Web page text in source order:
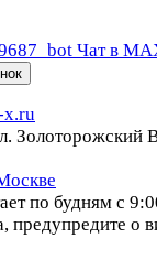
Чат в
x.ru
Золоторожский
по будням с
предупредите о